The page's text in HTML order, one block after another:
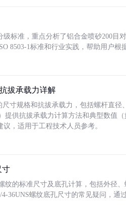
标准，重点分析了铝合金喷砂200目
8503-1标准和行业实践，帮助用户根
拔承载力详解
寸规格和抗拔承载力，包括螺杆直
提供抗拔承载力计算方法和典型数值
，适用于工程技术人员参考。
寸
纹的标准尺寸及底孔计算，包括外径
4-36UNS螺纹底孔尺寸的常见疑问，